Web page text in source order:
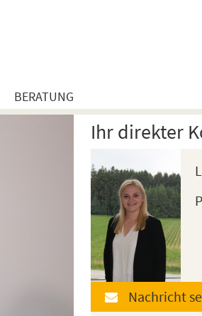
BERATUNG
Ihr direkter
Nachricht